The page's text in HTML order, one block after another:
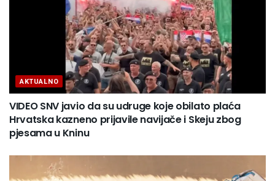
AKTUALNO
VIDEO SNV javio da su udruge koje obilato plaća
Hrvatska kazneno prijavile navijače i Skeju zbog
pjesama u Kninu